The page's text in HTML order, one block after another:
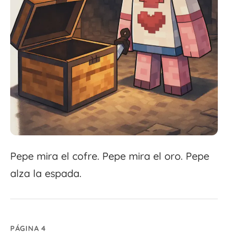
Pepe mira el cofre. Pepe mira el oro. Pepe
alza la espada.
PÁGINA 4